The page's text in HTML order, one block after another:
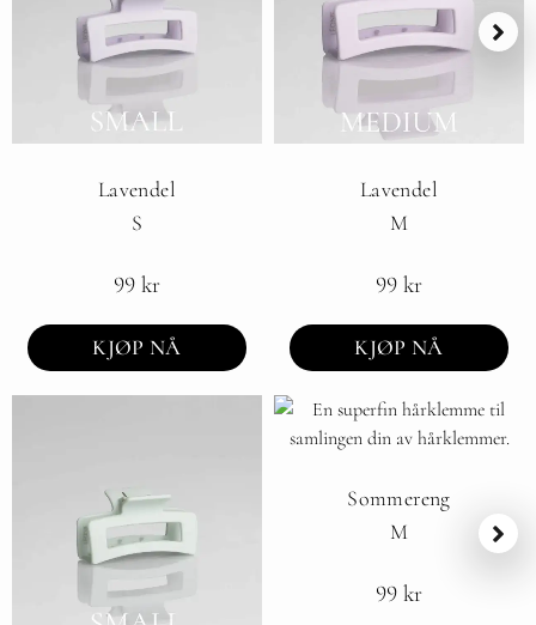
Lavendel
S
99 kr
KJØP NÅ
Lavendel
M
99 kr
KJØP NÅ
Sommereng
M
99 kr